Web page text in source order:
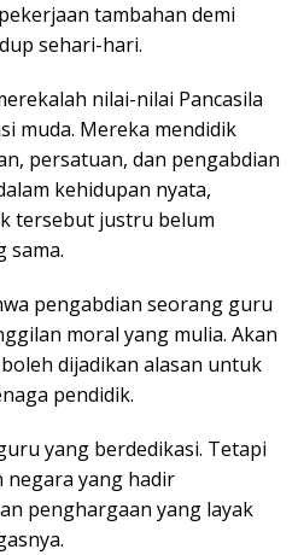
tambahan demi
sehari-hari.
nilai-nilai Pancasila
muda. Mereka mendidik
persatuan, dan pengabdian
kehidupan nyata,
tersebut justru belum
sama.
pengabdian seorang guru
moral yang mulia. Akan
dijadikan alasan untuk
pendidik.
yang berdedikasi. Tetapi
yang hadir
penghargaan yang layak